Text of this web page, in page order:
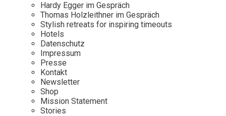
Hardy Egger im Gespräch
Thomas Holzleithner im Gespräch
Stylish retreats for inspiring timeouts
Hotels
Datenschutz
Impressum
Presse
Kontakt
Newsletter
Shop
Mission Statement
Stories